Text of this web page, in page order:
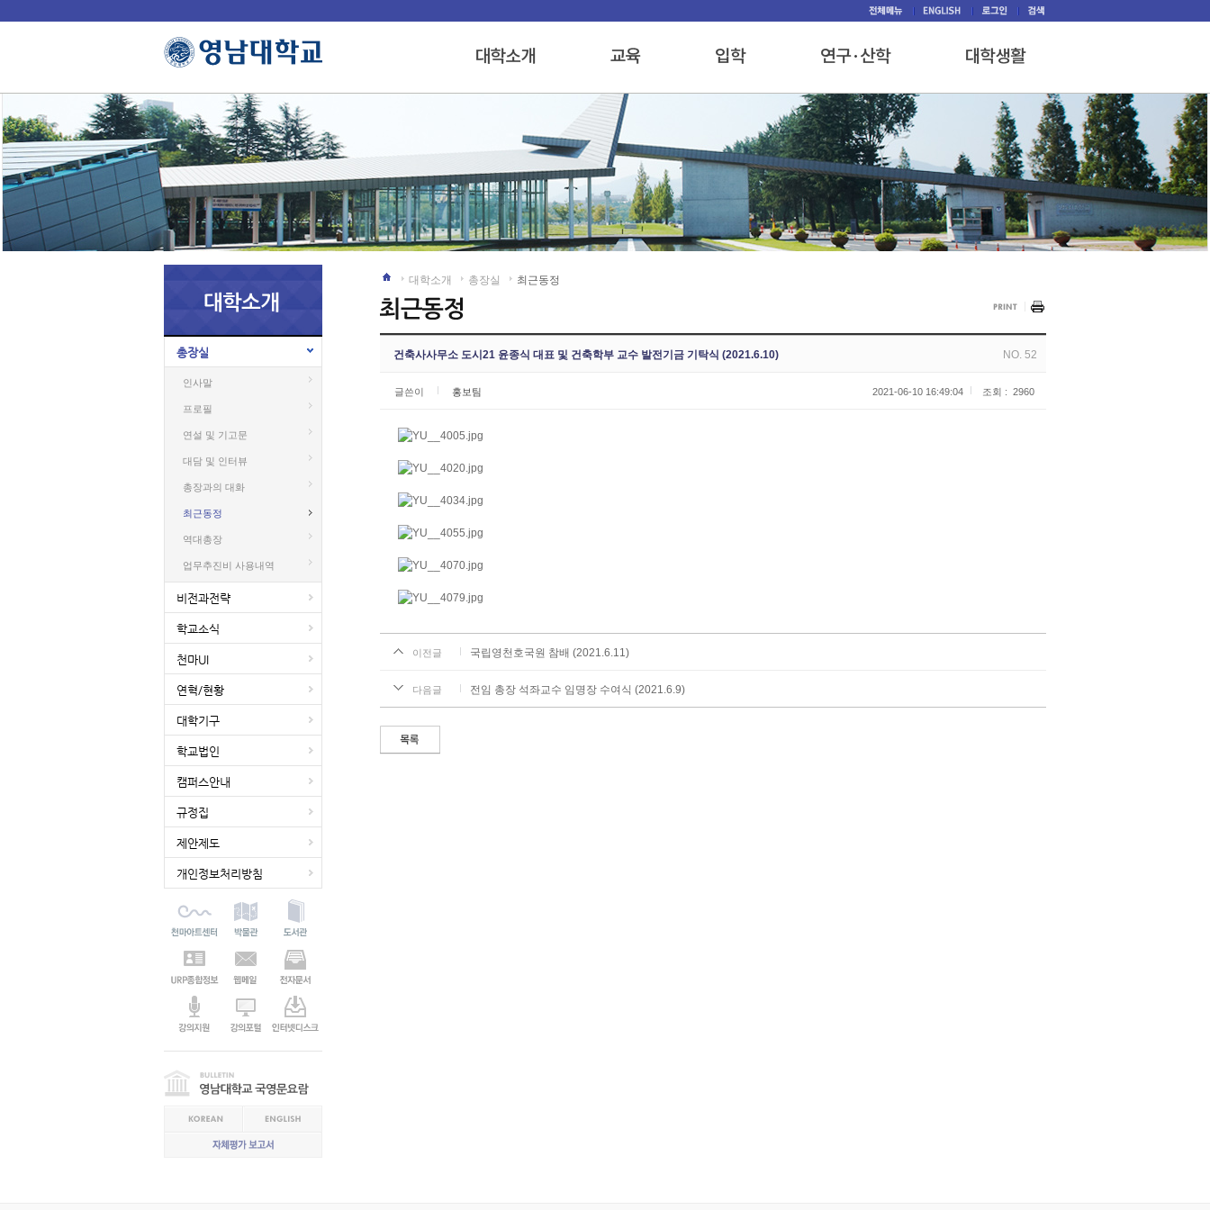
총장실
인사말
프로필
연설 및 기고문
대담 및 인터뷰
총장과의 대화
최근동정
역대총장
업무추진비 사용내역
비전과전략
학교소식
천마UI
연혁/현황
대학기구
학교법인
캠퍼스안내
규정집
제안제도
개인정보처리방침
대학소개 총장실 최근동정
건축사사무소 도시21 윤종식 대표 및 건축학부 교수 발전기금 기탁식 (2021.6.10) NO. 52
글쓴이 홍보팀 2021-06-10 16:49:04 조회 : 2960
이전글 국립영천호국원 참배 (2021.6.11)
다음글 전임 총장 석좌교수 임명장 수여식 (2021.6.9)